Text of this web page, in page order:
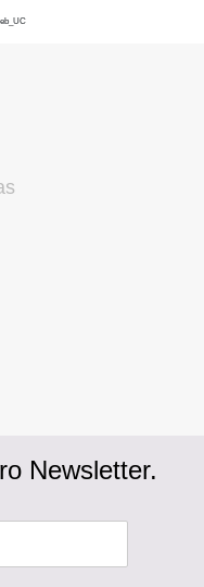
Newsletter.